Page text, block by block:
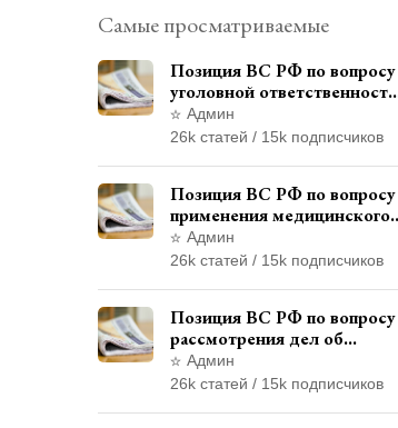
Самые просматриваемые
Позиция ВС РФ по вопросу
уголовной ответственности
за участие в
террористической
Админ
26k статей / 15k подписчиков
Позиция ВС РФ по вопросу
применения медицинского
освидетельствования
военнослужащих при
Админ
26k статей / 15k подписчиков
Позиция ВС РФ по вопросу
рассмотрения дел об
административных
правонарушениях по месту
Админ
26k статей / 15k подписчиков